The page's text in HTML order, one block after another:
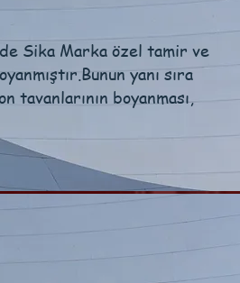
Sika Marka özel tamir ve
yanı sıra
tavanlarının boyanması,